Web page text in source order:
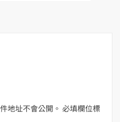
地址不會公開。 必填欄位標